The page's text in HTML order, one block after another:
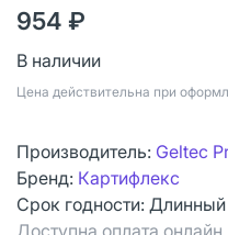
954 ₽
В наличии
Цена действительна при
Производитель: Geltec
Бренд: Картифлекс
Срок годности: Длинный
Доступна оплата онлайн